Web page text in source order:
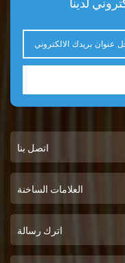
اتصل بنا
العلامات الساخنة
اترك رسالة